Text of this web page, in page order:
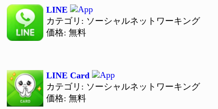
LINE
カテゴリ: ソーシャルネットワーキング
価格: 無料
LINE Card
カテゴリ: ソーシャルネットワーキング
価格: 無料